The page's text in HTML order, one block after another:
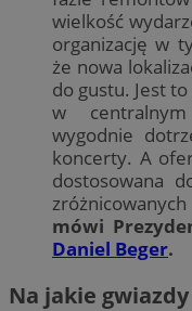
wielkość
organizację w
że nowa
do gustu. Jest
w
wygodnie
koncerty. A
dostosowana
mówi
Daniel Beger.
Na jakie